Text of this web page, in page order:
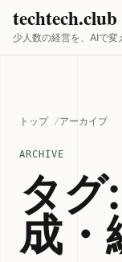
techtech.club
少人数の経営を、AIで変
トップ アーカイブ
ARCHIVE
タグ
成・